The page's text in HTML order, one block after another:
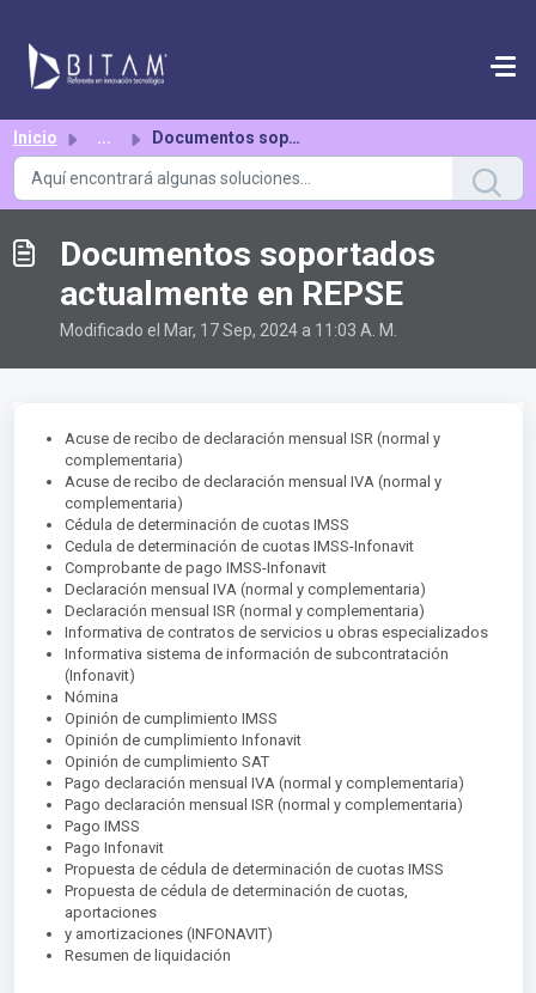
Inicio ... Documentos soportados actualmente en REPSE
Documentos soportados
actualmente en REPSE
Modificado el Mar, 17 Sep, 2024 a 11:03 A. M.
Acuse de recibo de declaración mensual ISR (normal y
complementaria)
Acuse de recibo de declaración mensual IVA (normal y
complementaria)
Cédula de determinación de cuotas IMSS
Cedula de determinación de cuotas IMSS-Infonavit
Comprobante de pago IMSS-Infonavit
Declaración mensual IVA (normal y complementaria)
Declaración mensual ISR (normal y complementaria)
Informativa de contratos de servicios u obras especializados
Informativa sistema de información de subcontratación
(Infonavit)
Nómina
Opinión de cumplimiento IMSS
Opinión de cumplimiento Infonavit
Opinión de cumplimiento SAT
Pago declaración mensual IVA (normal y complementaria)
Pago declaración mensual ISR (normal y complementaria)
Pago IMSS
Pago Infonavit
Propuesta de cédula de determinación de cuotas IMSS
Propuesta de cédula de determinación de cuotas,
aportaciones
y amortizaciones (INFONAVIT)
Resumen de liquidación